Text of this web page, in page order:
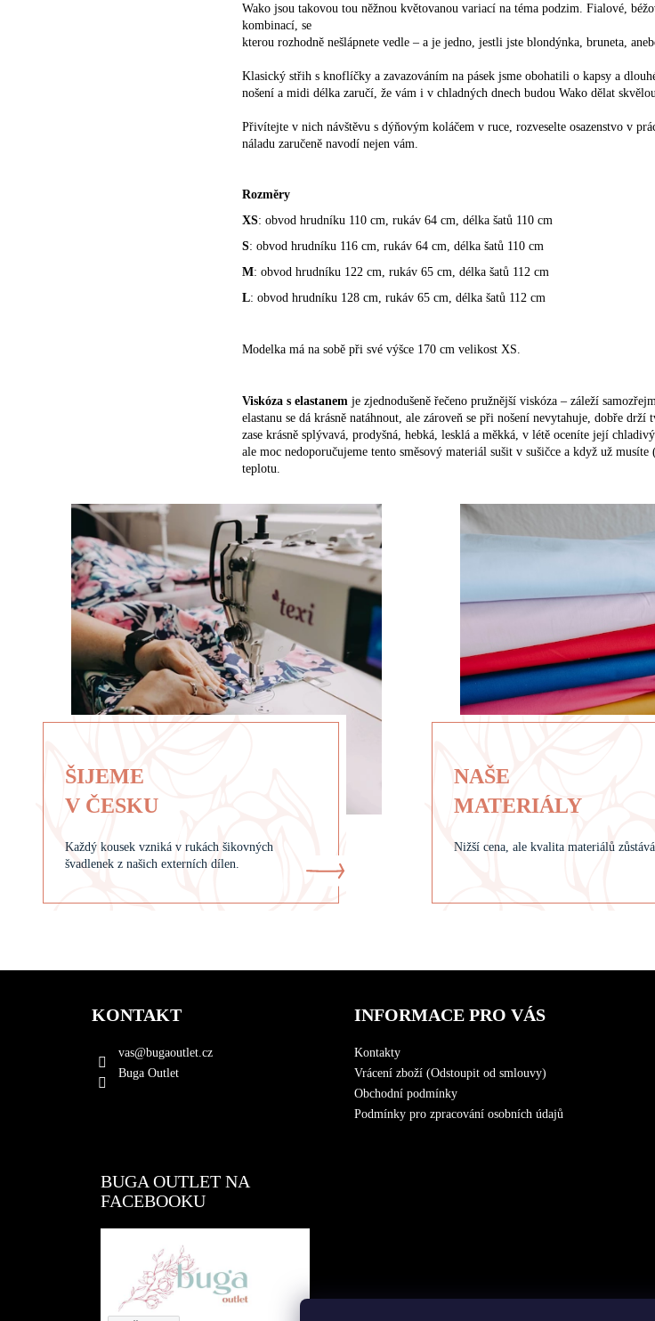
Wako jsou takovou tou něžnou květovanou variací na téma podzim. Fialové,
kombinací, se
kterou rozhodně nešlápnete vedle – a je jedno, jestli jste blondýnka, bruneta,
Klasický střih s knoflíčky a zavazováním na pásek jsme obohatili o kapsy a
nošení a midi délka zaručí, že vám i v chladných dnech budou Wako dělat
Přivítejte v nich návštěvu s dýňovým koláčem v ruce, rozveselte osazenstvo v
náladu zaručeně navodí nejen vám.
Rozměry
XS: obvod hrudníku 110 cm, rukáv 64 cm, délka šatů 110 cm
S: obvod hrudníku 116 cm, rukáv 64 cm, délka šatů 110 cm
M: obvod hrudníku 122 cm, rukáv 65 cm, délka šatů 112 cm
L: obvod hrudníku 128 cm, rukáv 65 cm, délka šatů 112 cm
Modelka má na sobě při své výšce 170 cm velikost XS.
Viskóza s elastanem je zjednodušeně řečeno pružnější viskóza – záleží
elastanu se dá krásně natáhnout, ale zároveň se při nošení nevytahuje, dobře
zase krásně splývavá, prodyšná, hebká, lesklá a měkká, v létě oceníte její
ale moc nedoporučujeme tento směsový materiál sušit v sušičce a když už
teplotu.
ŠIJEME
V ČESKU
Každý kousek vzniká v rukách šikovných
švadlenek z našich externích dílen.
NAŠE
MATERIÁLY
Nižší cena, ale kvalita materiálů
KONTAKT
vas@bugaoutlet.cz
Buga Outlet
INFORMACE PRO VÁS
Kontakty
Vrácení zboží (Odstoupit od smlouvy)
Obchodní podmínky
Podmínky pro zpracování osobních údajů
BUGA OUTLET NA
FACEBOOKU